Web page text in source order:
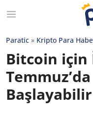
Paratic » Kripto Para
Bitcoin için
Başlayabilir